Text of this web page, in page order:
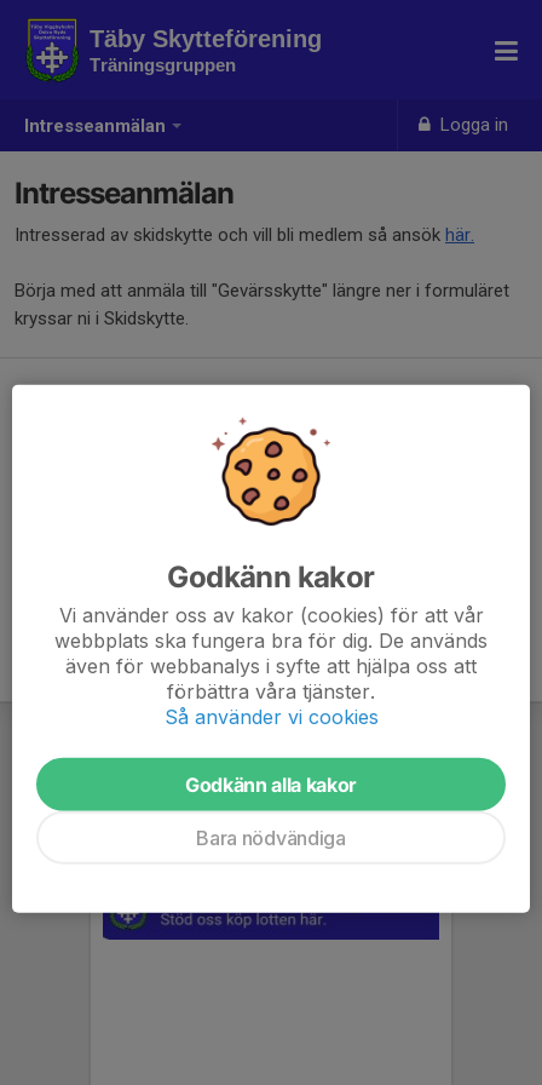
Intresseanmälan Logga in
Täby Skytteförening
Träningsgruppen
Intresseanmälan
Intresserad av skidskytte och vill bli medlem så ansök här.
Börja med att anmäla till "Gevärsskytte" längre ner i formuläret
kryssar ni i Skidskytte.
Godkänn kakor
Vi använder oss av kakor (cookies) för att vår
webbplats ska fungera bra för dig. De används
även för webbanalys i syfte att hjälpa oss att
förbättra våra tjänster.
Så använder vi cookies
Godkänn alla kakor
Bara nödvändiga